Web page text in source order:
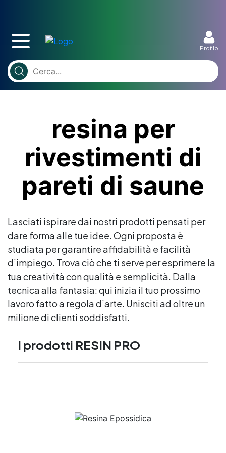
Profilo
resina per
rivestimenti di
pareti di saune
Lasciati ispirare dai nostri prodotti pensati per
dare forma alle tue idee. Ogni proposta è
studiata per garantire affidabilità e facilità
d’impiego. Trova ciò che ti serve per esprimere la
tua creatività con qualità e semplicità. Dalla
tecnica alla fantasia: qui inizia il tuo prossimo
lavoro fatto a regola d’arte. Unisciti ad oltre un
milione di clienti soddisfatti.
I prodotti RESIN PRO